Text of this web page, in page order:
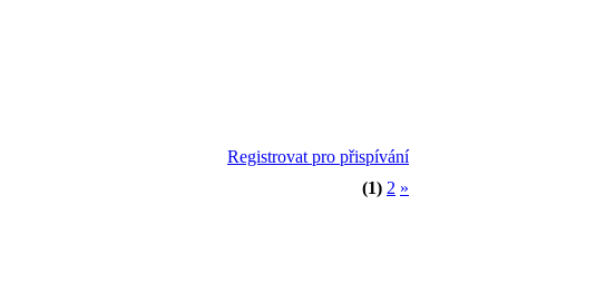
Registrovat pro přispívání
(1) 2 »